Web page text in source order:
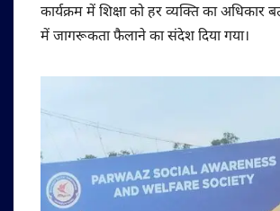
कार्यक्रम में शिक्षा को हर व्यक्ति का अधिकार
में जागरूकता फैलाने का संदेश दिया गया।